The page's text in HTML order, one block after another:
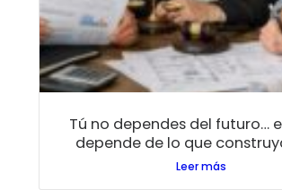
Tú no dependes del futuro…
depende de lo que
Leer más